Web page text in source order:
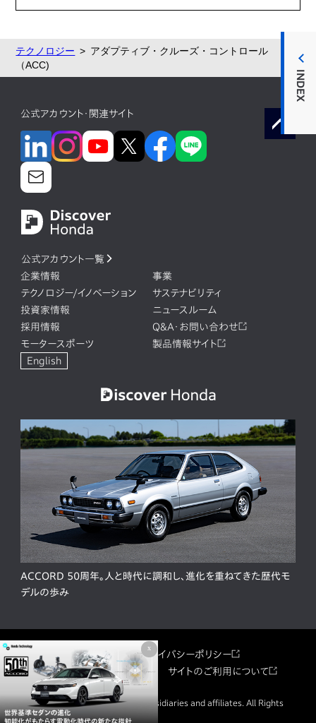
INDEX
テクノロジー
アダプティブ・クルーズ・コントロール
（ACC)
x
公式アカウント・関連サイト
公式アカウント一覧
企業情報
事業
テクノロジー/イノベーション
サステナビリティ
投資家情報
ニュースルーム
採用情報
Q&A・お問い合わせ
モータースポーツ
製品情報サイト
English
ACCORD 50周年。人と時代に調和し、進化を重ねてきた歴代モ
デルの歩み
サイトマップ
プライバシーポリシー
ソーシャルメディア利用規約
サイトのご利用について
© Honda Motor Co., Ltd. and its subsidiaries and affiliates. All Rights
Reserved.